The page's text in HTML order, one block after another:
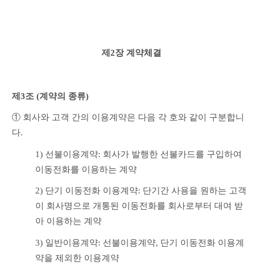
제2장 계약체결
제3조 (계약의 종류)
① 회사와 고객 간의 이용계약은 다음 각 호와 같이 구분합니
다.
1) 선불이용계약: 회사가 발행한 선불카드를 구입하여
이동전화를 이용하는 계약
2) 단기 이동전화 이용계약: 단기간 사용을 원하는 고객
이 회사명으로 개통된 이동전화를 회사로부터 대여 받
아 이용하는 계약
3) 일반이용계약: 선불이용계약, 단기 이동전화 이용계
약을 제외한 이용계약